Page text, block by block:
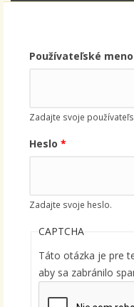
Používateľské meno
Zadajte svoje
Heslo *
Zadajte svoje heslo.
CAPTCHA
Táto otázka je pre
aby sa zabránilo